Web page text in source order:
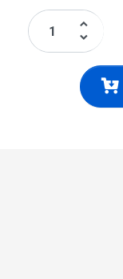
keyboard_arrow_up
keyboard_arrow_down